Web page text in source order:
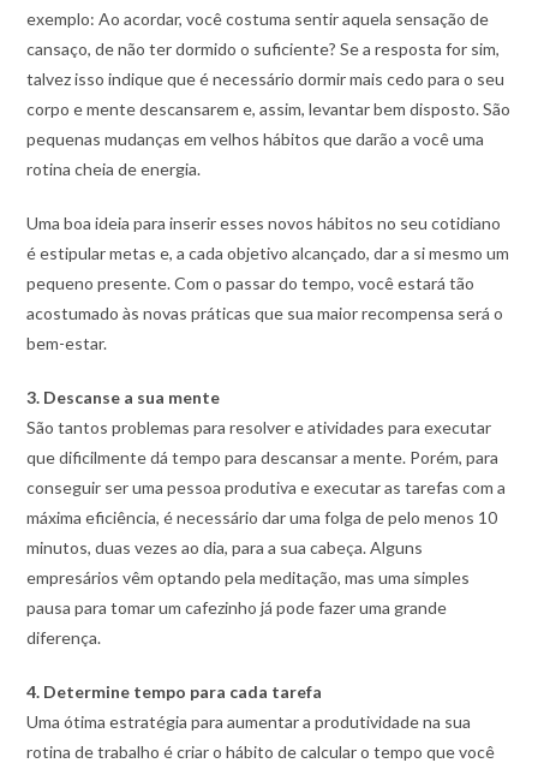
exemplo: Ao acordar, você costuma sentir aquela sensação de
cansaço, de não ter dormido o suficiente? Se a resposta for sim,
talvez isso indique que é necessário dormir mais cedo para o seu
corpo e mente descansarem e, assim, levantar bem disposto. São
pequenas mudanças em velhos hábitos que darão a você uma
rotina cheia de energia.
Uma boa ideia para inserir esses novos hábitos no seu cotidiano
é estipular metas e, a cada objetivo alcançado, dar a si mesmo um
pequeno presente. Com o passar do tempo, você estará tão
acostumado às novas práticas que sua maior recompensa será o
bem-estar.
3. Descanse a sua mente
São tantos problemas para resolver e atividades para executar
que dificilmente dá tempo para descansar a mente. Porém, para
conseguir ser uma pessoa produtiva e executar as tarefas com a
máxima eficiência, é necessário dar uma folga de pelo menos 10
minutos, duas vezes ao dia, para a sua cabeça. Alguns
empresários vêm optando pela meditação, mas uma simples
pausa para tomar um cafezinho já pode fazer uma grande
diferença.
4. Determine tempo para cada tarefa
Uma ótima estratégia para aumentar a produtividade na sua
rotina de trabalho é criar o hábito de calcular o tempo que você